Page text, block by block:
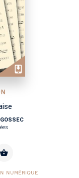
NUMÉRIQUE